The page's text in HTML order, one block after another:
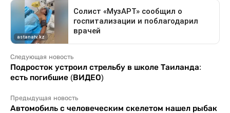
Следующая новость
Подросток устроил стрельбу в школе Таиланда:
есть погибшие (ВИДЕО)
Предыдущая новость
Автомобиль с человеческим скелетом нашел рыбак